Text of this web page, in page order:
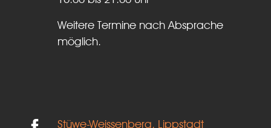
Weitere Termine nach Absprache
möglich.
Stüwe-Weissenberg, Lippstadt